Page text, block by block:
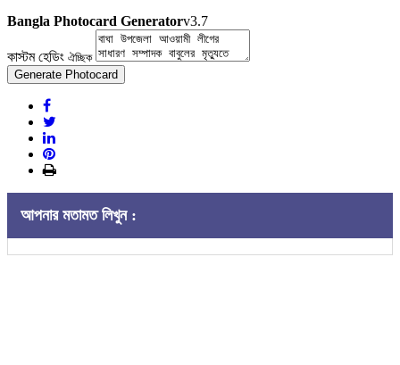
Bangla Photocard Generatorv3.7
কাস্টম হেডিং ঐচ্ছিক
Generate Photocard
আপনার মতামত লিখুন :